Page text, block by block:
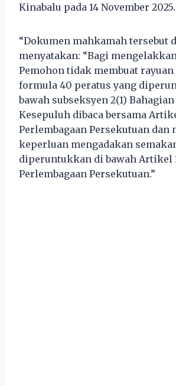
Kinabalu pada 14 November 2025.
“Dokumen mahkamah tersebut
menyatakan: “Bagi
Pemohon tidak membuat
formula 40 peratus yang
bawah subseksyen 2(1) Bahagian
Kesepuluh dibaca bersama
Perlembagaan Persekutuan dan
keperluan mengadakan
diperuntukkan di bawah Artikel
Perlembagaan Persekutuan.”